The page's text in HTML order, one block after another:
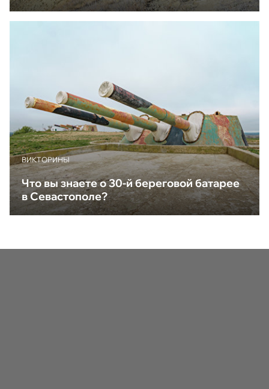
ВИКТОРИНЫ
Что вы знаете о 30-й береговой батарее
в Севастополе?